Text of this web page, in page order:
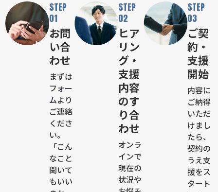
STEP
01
お問
い合
わせ
まずは
フォー
ムより
ご連絡
くださ
い。
「こん
なこと
聞いて
もいい
STEP
02
ヒア
リン
グ・
支援
内容
のす
り合
わせ
オンラ
インで
現在の
状況や
STEP
03
ご契
約・
支援
開始
内容に
ご納得
いただ
けまし
たら、
契約の
うえ支
援をス
タート